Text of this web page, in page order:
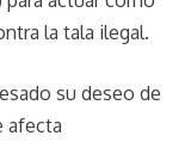
la tala ilegal.
su deseo de
afecta